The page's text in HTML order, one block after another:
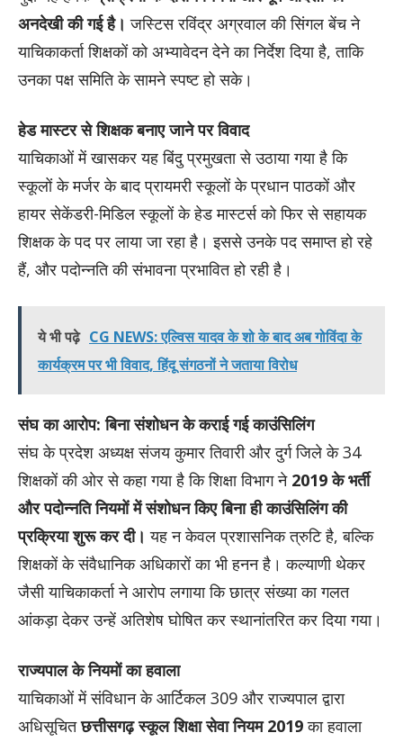
अनदेखी की गई है। जस्टिस रविंद्र अग्रवाल की सिंगल बेंच ने
याचिकाकर्ता शिक्षकों को अभ्यावेदन देने का निर्देश दिया है, ताकि
उनका पक्ष समिति के सामने स्पष्ट हो सके।
हेड मास्टर से शिक्षक बनाए जाने पर विवाद
याचिकाओं में खासकर यह बिंदु प्रमुखता से उठाया गया है कि
स्कूलों के मर्जर के बाद प्रायमरी स्कूलों के प्रधान पाठकों और
हायर सेकेंडरी-मिडिल स्कूलों के हेड मास्टर्स को फिर से सहायक
शिक्षक के पद पर लाया जा रहा है। इससे उनके पद समाप्त हो रहे
हैं, और पदोन्नति की संभावना प्रभावित हो रही है।
ये भी पढ़े CG NEWS: एल्विस यादव के शो के बाद अब गोविंदा के
कार्यक्रम पर भी विवाद, हिंदू संगठनों ने जताया विरोध
संघ का आरोप: बिना संशोधन के कराई गई काउंसिलिंग
संघ के प्रदेश अध्यक्ष संजय कुमार तिवारी और दुर्ग जिले के 34
शिक्षकों की ओर से कहा गया है कि शिक्षा विभाग ने 2019 के भर्ती
और पदोन्नति नियमों में संशोधन किए बिना ही काउंसिलिंग की
प्रक्रिया शुरू कर दी। यह न केवल प्रशासनिक त्रुटि है, बल्कि
शिक्षकों के संवैधानिक अधिकारों का भी हनन है। कल्याणी थेकर
जैसी याचिकाकर्ता ने आरोप लगाया कि छात्र संख्या का गलत
आंकड़ा देकर उन्हें अतिशेष घोषित कर स्थानांतरित कर दिया गया।
राज्यपाल के नियमों का हवाला
याचिकाओं में संविधान के आर्टिकल 309 और राज्यपाल द्वारा
अधिसूचितछत्तीसगढ़ स्कूल शिक्षा सेवा नियम 2019का हवाला